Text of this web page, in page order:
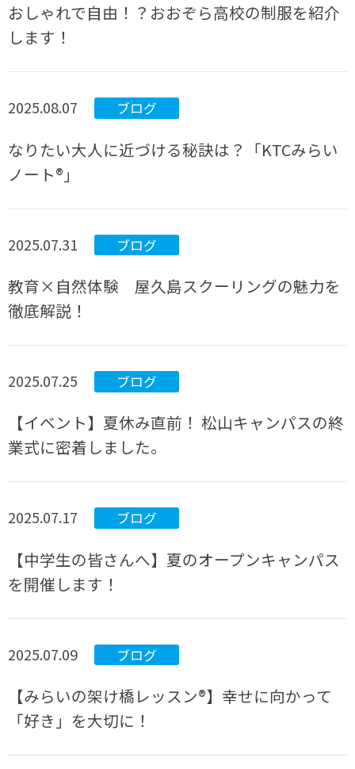
おしゃれで自由！？おおぞら高校の制服を紹介
します！
2025.08.07 ブログ
なりたい大人に近づける秘訣は？「KTCみらい
ノート®」
2025.07.31 ブログ
教育×自然体験 屋久島スクーリングの魅力を
徹底解説！
2025.07.25 ブログ
【イベント】夏休み直前！ 松山キャンパスの終
業式に密着しました。
2025.07.17 ブログ
【中学生の皆さんへ】夏のオープンキャンパス
を開催します！
2025.07.09 ブログ
【みらいの架け橋レッスン®】幸せに向かって
「好き」を大切に！